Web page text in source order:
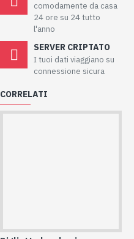
comodamente da casa
24 ore su 24 tutto
l'anno
SERVER CRIPTATO
I tuoi dati viaggiano su
connessione sicura
CORRELATI